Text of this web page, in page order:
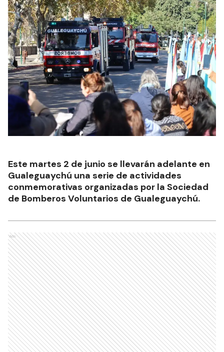
Este martes 2 de junio se llevarán adelante en
Gualeguaychú una serie de actividades
conmemorativas organizadas por la Sociedad
de Bomberos Voluntarios de Gualeguaychú.
Ads